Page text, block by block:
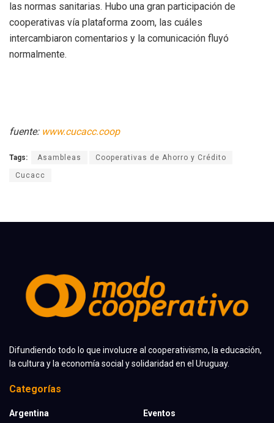
las normas sanitarias. Hubo una gran participación de
cooperativas vía plataforma zoom, las cuáles
intercambiaron comentarios y la comunicación fluyó
normalmente.
fuente: www.cucacc.coop
Tags: Asambleas Cooperativas de Ahorro y Crédito
Cucacc
Difundiendo todo lo que involucre al cooperativismo, la educación,
la cultura y la economía social y solidaridad en el Uruguay.
Categorías
Argentina
Eventos